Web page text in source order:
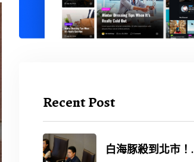
Recent Post
白海豚殺到北市！.